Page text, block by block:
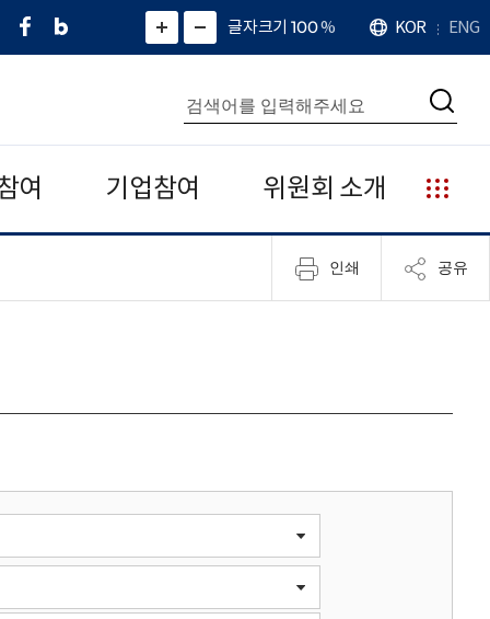
페
네
그
)
화
면
면
소
확
대
치
글자크기 100%
언
어
KOR ENG
통
합
검
색
검
여 기업참여 위원회 소개
누
리
집
안
인쇄 공유